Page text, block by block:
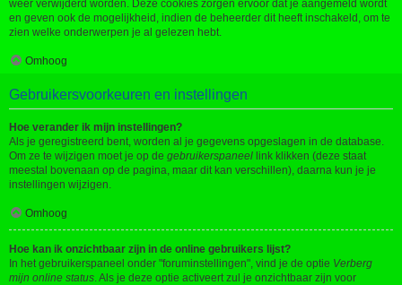
weer verwijderd worden. Deze cookies zorgen ervoor dat je aangemeld wordt
en geven ook de mogelijkheid, indien de beheerder dit heeft inschakeld, om te
zien welke onderwerpen je al gelezen hebt.
Omhoog
Gebruikersvoorkeuren en instellingen
Hoe verander ik mijn instellingen?
Als je geregistreerd bent, worden al je gegevens opgeslagen in de database.
Om ze te wijzigen moet je op de gebruikerspaneel link klikken (deze staat
meestal bovenaan op de pagina, maar dit kan verschillen), daarna kun je je
instellingen wijzigen.
Omhoog
Hoe kan ik onzichtbaar zijn in de online gebruikers lijst?
In het gebruikerspaneel onder "foruminstellingen", vind je de optie Verberg
mijn online status. Als je deze optie activeert zul je onzichtbaar zijn voor